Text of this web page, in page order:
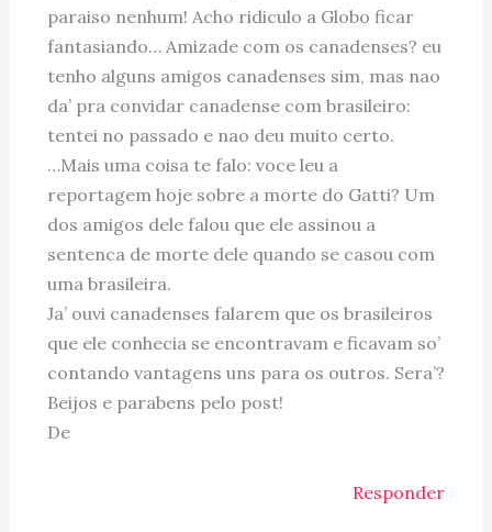
paraiso nenhum! Acho ridiculo a Globo ficar
fantasiando… Amizade com os canadenses? eu
tenho alguns amigos canadenses sim, mas nao
da’ pra convidar canadense com brasileiro:
tentei no passado e nao deu muito certo.
…Mais uma coisa te falo: voce leu a
reportagem hoje sobre a morte do Gatti? Um
dos amigos dele falou que ele assinou a
sentenca de morte dele quando se casou com
uma brasileira.
Ja’ ouvi canadenses falarem que os brasileiros
que ele conhecia se encontravam e ficavam so’
contando vantagens uns para os outros. Sera’?
Beijos e parabens pelo post!
De
Responder